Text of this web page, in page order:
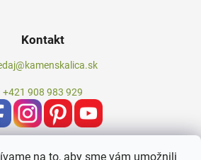
na to, aby sme vám umožnili
Kontakt
+421 908 983 929